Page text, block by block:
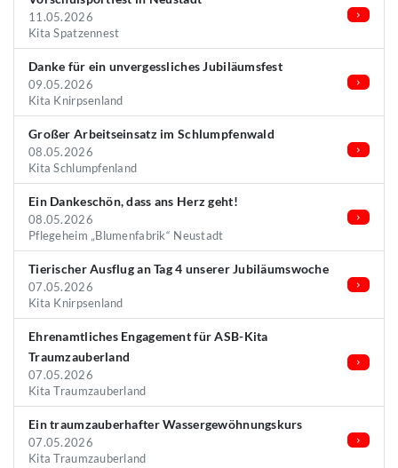
11.05.2026
Kita Spatzennest
Danke für ein unvergessliches Jubiläumsfest
09.05.2026
Kita Knirpsenland
Großer Arbeitseinsatz im Schlumpfenwald
08.05.2026
Kita Schlumpfenland
Ein Dankeschön, dass ans Herz geht!
08.05.2026
Pflegeheim „Blumenfabrik“ Neustadt
Tierischer Ausflug an Tag 4 unserer Jubiläumswoche
07.05.2026
Kita Knirpsenland
Ehrenamtliches Engagement für ASB-Kita
Traumzauberland
07.05.2026
Kita Traumzauberland
Ein traumzauberhafter Wassergewöhnungskurs
07.05.2026
Kita Traumzauberland